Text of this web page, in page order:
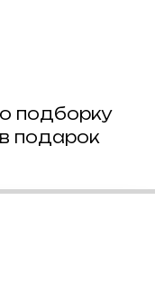
подборку
подарок